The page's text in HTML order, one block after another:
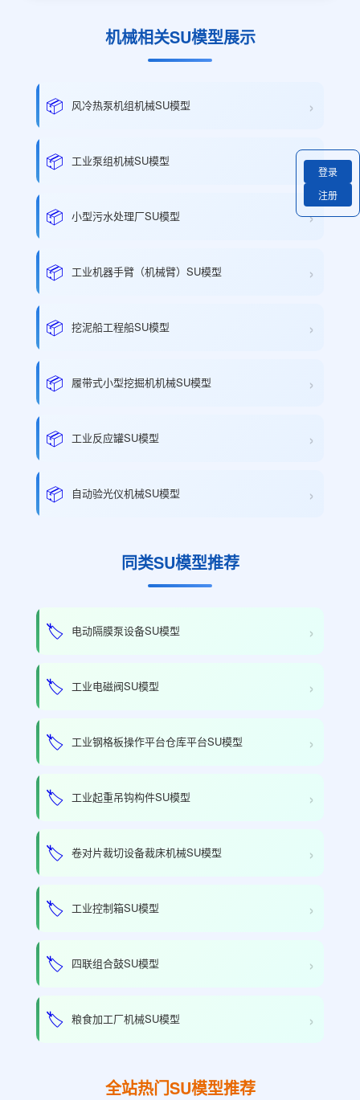
机械相关SU模型展示
📦 风冷热泵机组机械SU模型 ›
📦 工业泵组机械SU模型 ›
📦 小型污水处理厂SU模型 ›
📦 工业机器手臂（机械臂）SU模型 ›
📦 挖泥船工程船SU模型 ›
📦 履带式小型挖掘机机械SU模型 ›
📦 工业反应罐SU模型 ›
📦 自动验光仪机械SU模型 ›
同类SU模型推荐
🏷️ 电动隔膜泵设备SU模型 ›
🏷️ 工业电磁阀SU模型 ›
🏷️ 工业钢格板操作平台仓库平台SU模型 ›
🏷️ 工业起重吊钩构件SU模型 ›
🏷️ 卷对片裁切设备裁床机械SU模型 ›
🏷️ 工业控制箱SU模型 ›
🏷️ 四联组合鼓SU模型 ›
🏷️ 粮食加工厂机械SU模型 ›
全站热门SU模型推荐
登录
注册